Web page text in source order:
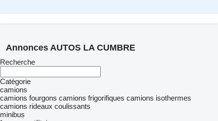
Annonces AUTOS LA CUMBRE
Recherche
Catégorie
camions
camions fourgons camions frigorifiques camions isothermes
camions rideaux coulissants
minibus